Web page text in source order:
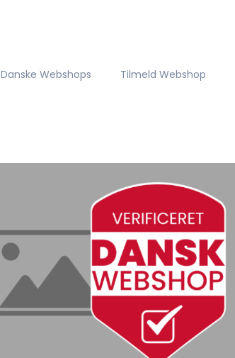
Danske Webshops Tilmeld Webshop